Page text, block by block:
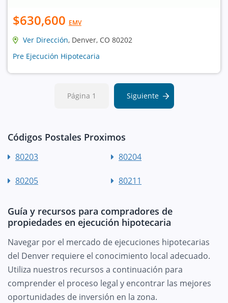
$630,600 EMV
Ver Dirección, Denver, CO 80202
Pre Ejecución Hipotecaria
Página 1 Siguiente
Códigos Postales Proximos
80203 80204
80205 80211
Guía y recursos para compradores de
propiedades en ejecución hipotecaria
Navegar por el mercado de ejecuciones hipotecarias
del Denver requiere el conocimiento local adecuado.
Utiliza nuestros recursos a continuación para
comprender el proceso legal y encontrar las mejores
oportunidades de inversión en la zona.